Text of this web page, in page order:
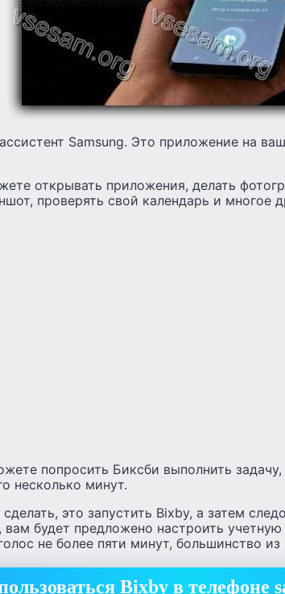
Samsung. Это приложение на
открывать приложения, делать
проверять свой календарь и многое
попросить Биксби выполнить
несколько минут.
это запустить Bixby, а затем
вам будет предложено настроить
не более пяти минут, большинство
Bixby в телефоне